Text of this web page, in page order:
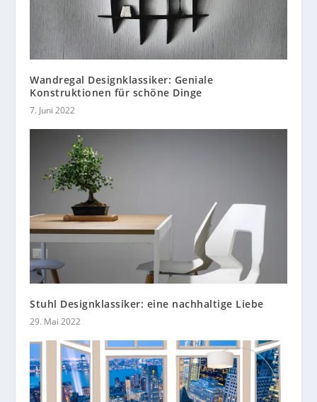
Wandregal Designklassiker: Geniale
Konstruktionen für schöne Dinge
7. Juni 2022
Stuhl Designklassiker: eine nachhaltige Liebe
29. Mai 2022